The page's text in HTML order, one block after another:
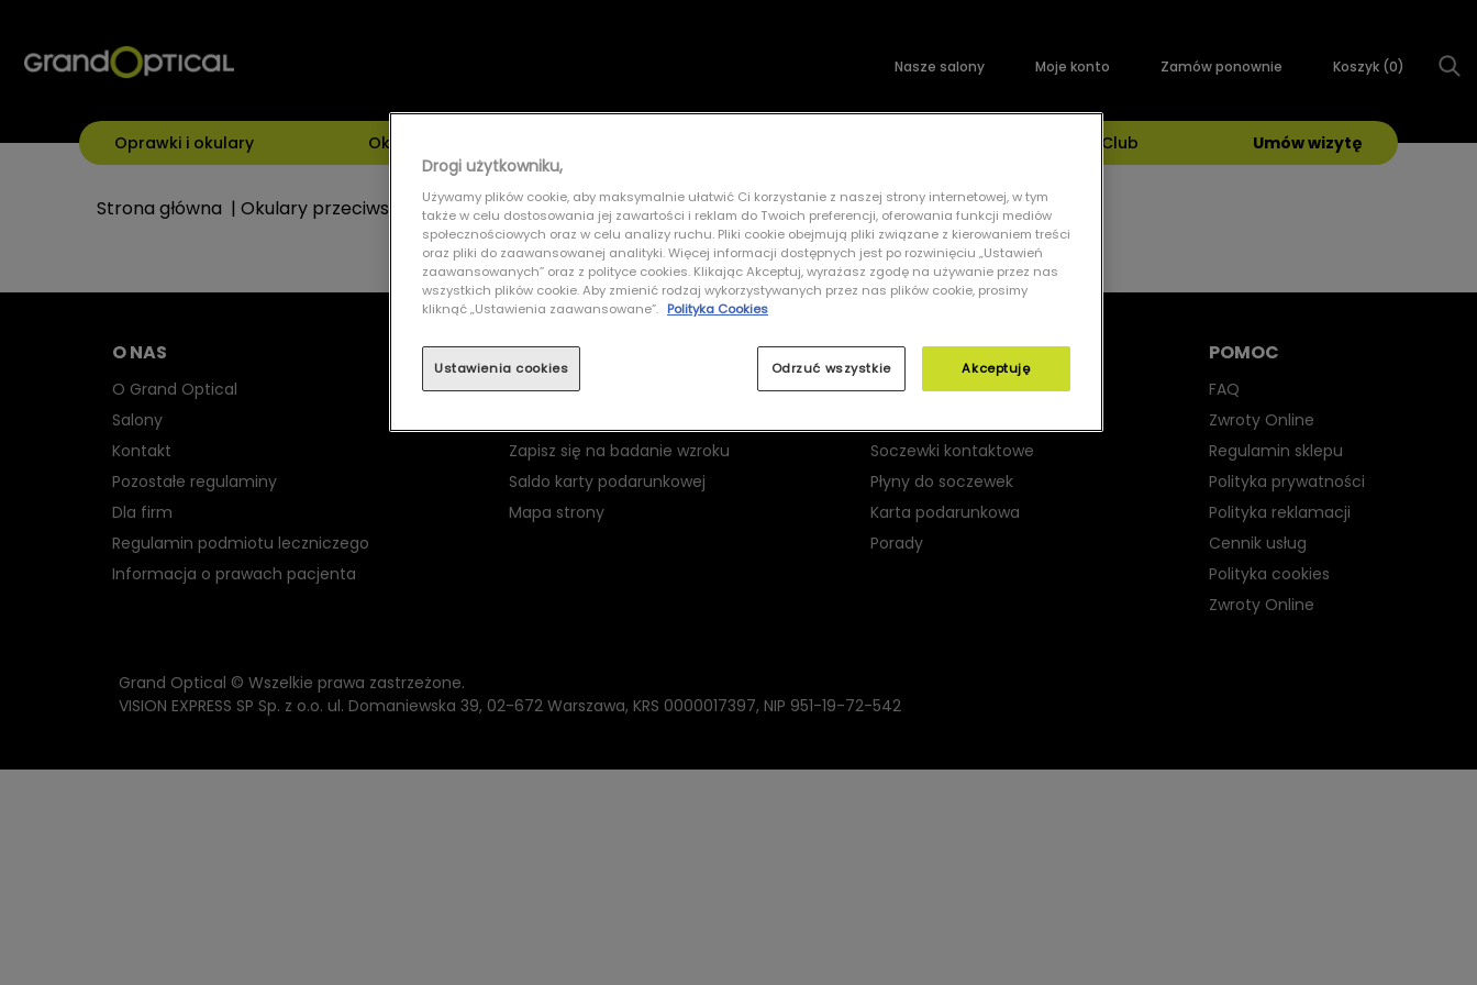
Nasze salony Moje konto Zamów ponownie Koszyk (0)
Oprawki i okulary Okulary przeciwsłoneczne Grand Optical Club Umów wizytę
Strona główna | Okulary przeciwsłoneczne|RAY-BAN 0RB4165 601/71 Justin Classic
O NAS
O Grand Optical
Salony
Kontakt
Pozostałe regulaminy
Dla firm
Regulamin podmiotu leczniczego
Informacja o prawach pacjenta
MOJE GRAND OPTICAL
Logowanie
Zapisz się na badanie wzroku
Saldo karty podarunkowej
Mapa strony
PRODUKTY
Okulary korekcyjne
Soczewki kontaktowe
Płyny do soczewek
Karta podarunkowa
Porady
POMOC
FAQ
Zwroty Online
Regulamin sklepu
Polityka prywatności
Polityka reklamacji
Cennik usług
Polityka cookies
Zwroty Online
Grand Optical © Wszelkie prawa zastrzeżone.
VISION EXPRESS SP Sp. z o.o. ul. Domaniewska 39, 02-672 Warszawa, KRS 0000017397, NIP 951-19-72-542
Drogi użytkowniku,
Używamy plików cookie, aby maksymalnie ułatwić Ci korzystanie z naszej strony internetowej, w tym
także w celu dostosowania jej zawartości i reklam do Twoich preferencji, oferowania funkcji mediów
społecznościowych oraz w celu analizy ruchu. Pliki cookie obejmują pliki związane z kierowaniem treści
oraz pliki do zaawansowanej analityki. Więcej informacji dostępnych jest po rozwinięciu „Ustawień
zaawansowanych” oraz z polityce cookies. Klikając Akceptuj, wyrażasz zgodę na używanie przez nas
wszystkich plików cookie. Aby zmienić rodzaj wykorzystywanych przez nas plików cookie, prosimy
kliknąć „Ustawienia zaawansowane”. Polityka Cookies
Ustawienia cookies Odrzuć wszystkie Akceptuję